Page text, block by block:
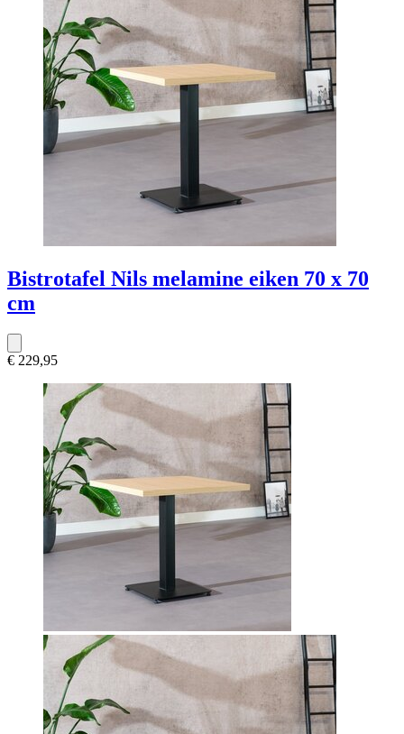
Bistrotafel Nils melamine eiken 70 x 70
cm
€ 229,95